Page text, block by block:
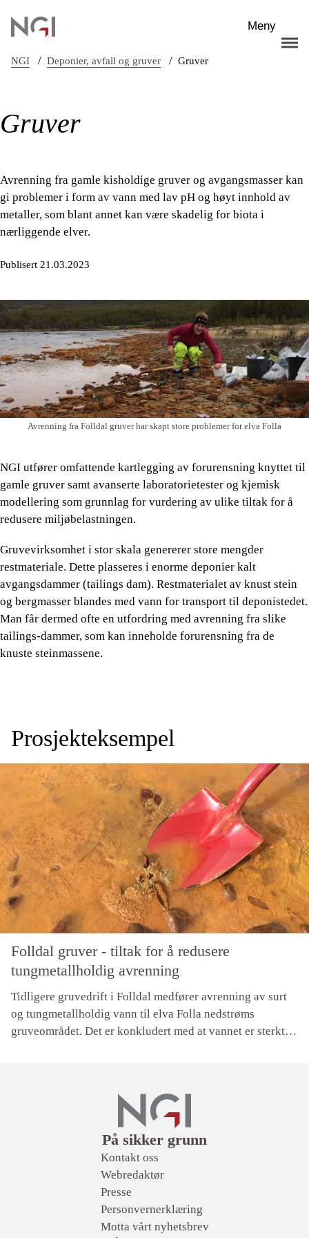
Meny
NGI / Deponier, avfall og gruver / Gruver
Gruver
Avrenning fra gamle kisholdige gruver og avgangsmasser kan
gi problemer i form av vann med lav pH og høyt innhold av
metaller, som blant annet kan være skadelig for biota i
nærliggende elver.
Publisert 21.03.2023
Avrenning fra Folldal gruver har skapt store problemer for elva Folla
NGI utfører omfattende kartlegging av forurensning knyttet til
gamle gruver samt avanserte laboratorietester og kjemisk
modellering som grunnlag for vurdering av ulike tiltak for å
redusere miljøbelastningen.
Gruvevirksomhet i stor skala genererer store mengder
restmateriale. Dette plasseres i enorme deponier kalt
avgangsdammer (tailings dam). Restmaterialet av knust stein
og bergmasser blandes med vann for transport til deponistedet.
Man får dermed ofte en utfordring med avrenning fra slike
tailings-dammer, som kan inneholde forurensning fra de
knuste steinmassene.
Prosjekteksempel
Folldal gruver - tiltak for å redusere
tungmetallholdig avrenning
Tidligere gruvedrift i Folldal medfører avrenning av surt
og tungmetallholdig vann til elva Folla nedstrøms
gruveområdet. Det er konkludert med at vannet er sterkt
På sikker grunn
Lenker
Kontakt oss
Webredaktør
Presse
Personvernerklæring
Motta vårt nyhetsbrev